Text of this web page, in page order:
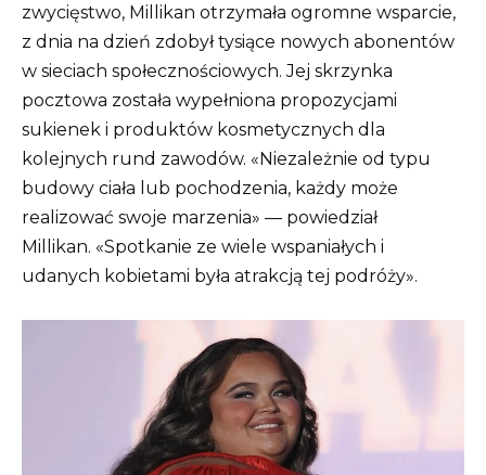
zwycięstwo, Millikan otrzymała ogromne wsparcie,
z dnia na dzień zdobył tysiące nowych abonentów
w sieciach społecznościowych. Jej skrzynka
pocztowa została wypełniona propozycjami
sukienek i produktów kosmetycznych dla
kolejnych rund zawodów. «Niezależnie od typu
budowy ciała lub pochodzenia, każdy może
realizować swoje marzenia» — powiedział
Millikan. «Spotkanie ze wiele wspaniałych i
udanych kobietami była atrakcją tej podróży».